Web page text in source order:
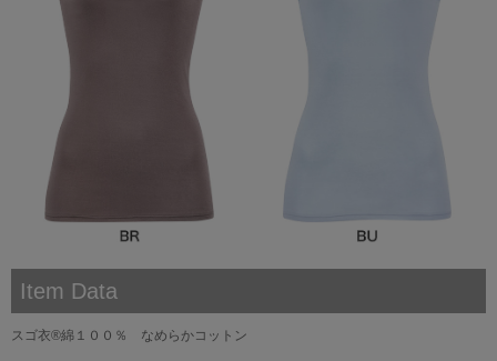
Item Data
スゴ衣®綿１００％ なめらかコットン